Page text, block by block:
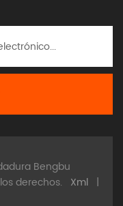
Bengbu
derechos.
Xml |